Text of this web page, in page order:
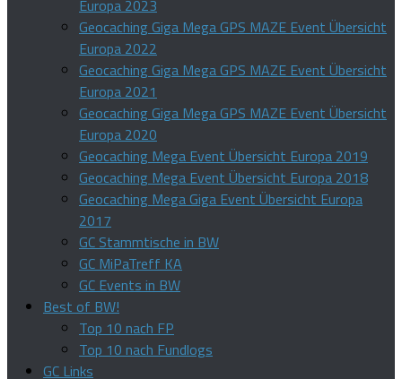
Europa 2023
Geocaching Giga Mega GPS MAZE Event Übersicht
Europa 2022
Geocaching Giga Mega GPS MAZE Event Übersicht
Europa 2021
Geocaching Giga Mega GPS MAZE Event Übersicht
Europa 2020
Geocaching Mega Event Übersicht Europa 2019
Geocaching Mega Event Übersicht Europa 2018
Geocaching Mega Giga Event Übersicht Europa
2017
GC Stammtische in BW
GC MiPaTreff KA
GC Events in BW
Best of BW!
Top 10 nach FP
Top 10 nach Fundlogs
GC Links